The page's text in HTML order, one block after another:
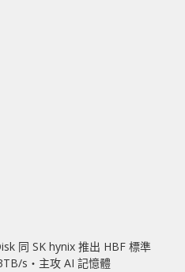
同 SK hynix 推出 HBF 標準
s‧主攻 AI 記憶體